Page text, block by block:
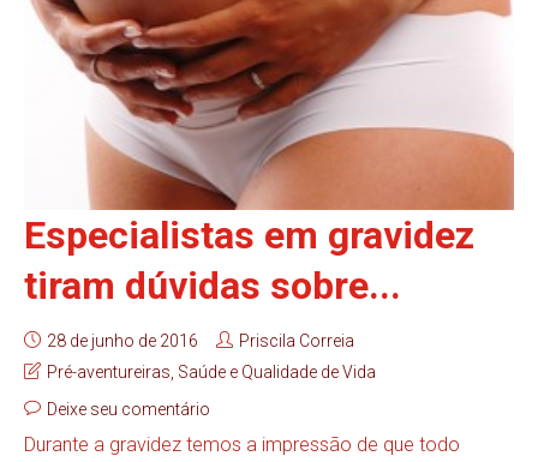
Especialistas em gravidez
tiram dúvidas sobre...
28 de junho de 2016
Priscila Correia
Pré-aventureiras Saúde e Qualidade de Vida
Deixe seu comentário
Durante a gravidez temos a impressão de que todo